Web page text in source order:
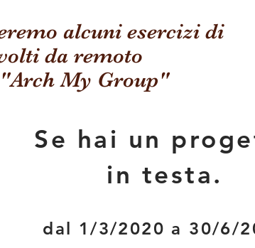
Se hai un
in testa.
dal 1/3/2020 a 30/6/
alcuni esercizi di
da remoto
My Group"